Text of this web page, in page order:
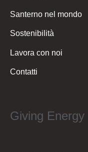
Santerno nel mondo
Sostenibilità
Lavora con noi
Contatti
Giving